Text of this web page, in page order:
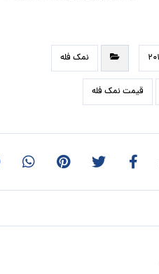
نمک فله
قیمت نمک فله